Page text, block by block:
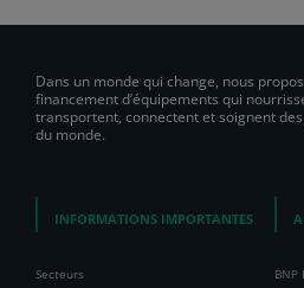
Dans un monde qui change, nous
financement d’équipements qui
transportent, connectent et soignent
du monde.
INFORMATIONS IMPORTANTES
Secteurs
BNP